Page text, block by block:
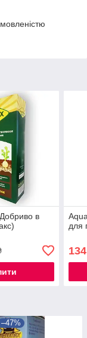
в
для
134
–47%